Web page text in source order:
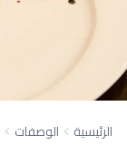
الرئيسية الوصفات